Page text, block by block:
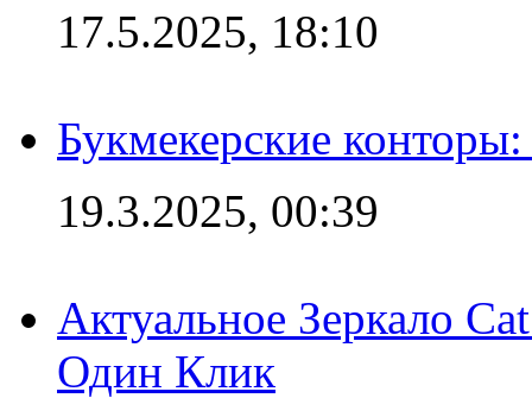
17.5.2025, 18:10
Букмекерские
19.3.2025, 00:39
Актуальное Зеркало
Один Клик